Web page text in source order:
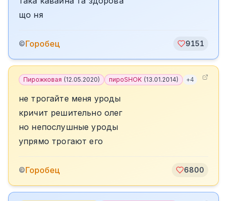
що ня
©Горобец 9151
Пирожковая (12.05.2020) пироSHOK (13.01.2014) +4
не трогайте меня уроды
кричит решительно олег
но непослушные уроды
упрямо трогают его
©Горобец 6800